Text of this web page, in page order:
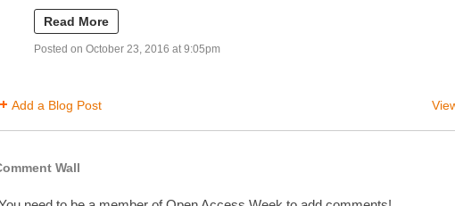
Read More
Posted on October 23, 2016 at 9:05pm
Add a Blog Post
Wall